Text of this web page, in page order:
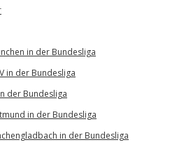
in der Bundesliga
in der Bundesliga
der Bundesliga
in der Bundesliga
in der Bundesliga